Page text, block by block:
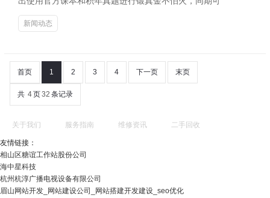
新闻动态
首页 1 2 3 4 下一页 末页
共 4页32 条记录
关于我们 服务指南 维修资讯 二手回收
友情链接：
相山区糖谊工作站股份公司
海中星科技
杭州杭淳广播电视设备有限公司
眉山网站开发_网站建设公司_网站搭建开发建设_seo优化